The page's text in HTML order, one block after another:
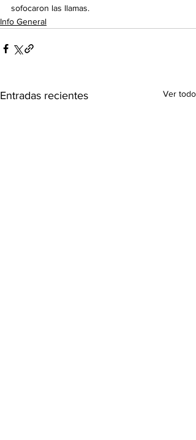
sofocaron las llamas.
Info General
Entradas recientes Ver todo